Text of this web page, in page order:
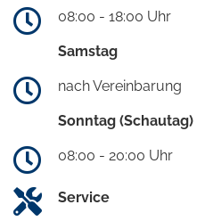
08:00 - 18:00 Uhr
Samstag
nach Vereinbarung
Sonntag (Schautag)
08:00 - 20:00 Uhr
Service